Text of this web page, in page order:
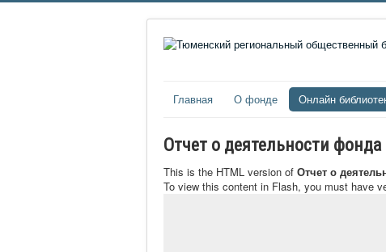
Главная О фонде Онлайн
Отчет о деятельности
This is the HTML version of Отчет о
To view this content in Flash, you must have